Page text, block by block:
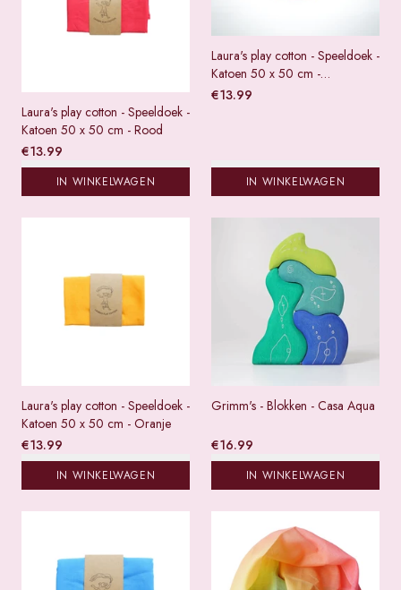
Laura's play cotton - Speeldoek -
Katoen 50 x 50 cm - Rood
€13.99
IN WINKELWAGEN
Laura's play cotton - Speeldoek -
Katoen 50 x 50 cm -
Citroengeel
€13.99
IN WINKELWAGEN
Laura's play cotton - Speeldoek -
Katoen 50 x 50 cm - Oranje
€13.99
IN WINKELWAGEN
Grimm's - Blokken - Casa Aqua
€16.99
IN WINKELWAGEN